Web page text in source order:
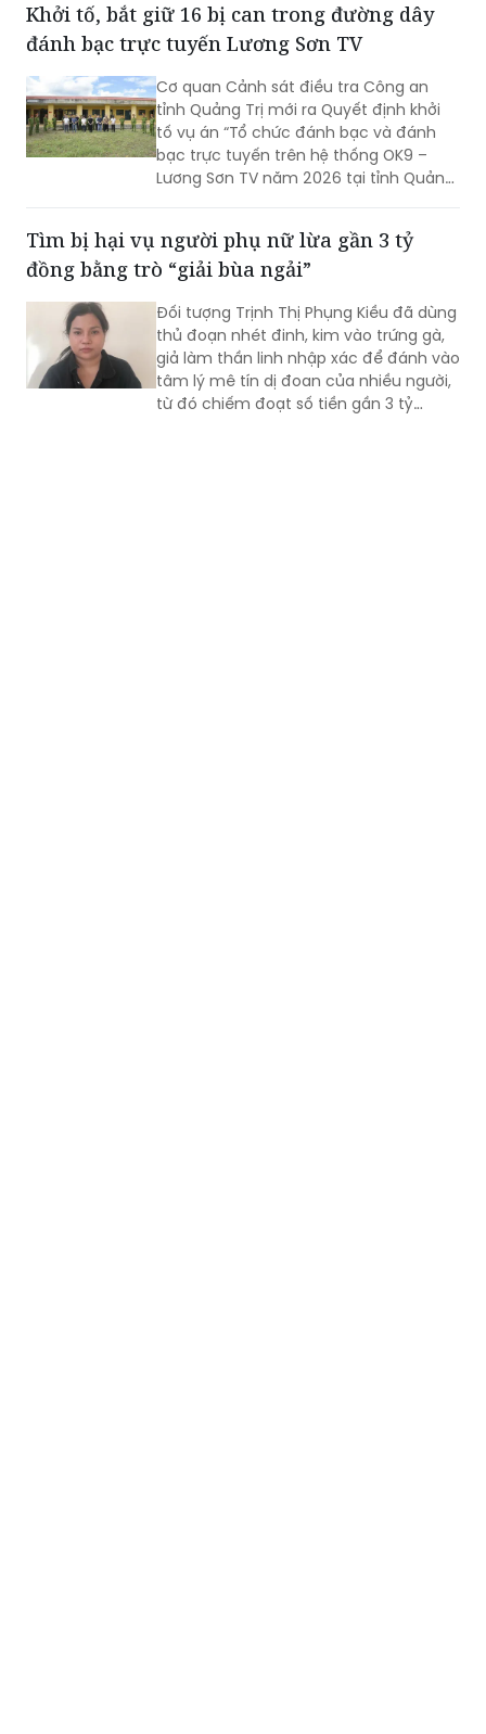
Cơ quan Cảnh sát điều tra Công an
tỉnh Quảng Trị mới ra Quyết định khởi
tố vụ án “Tổ chức đánh bạc và đánh
bạc trực tuyến trên hệ thống OK9 –
Lương Sơn TV năm 2026 tại tỉnh Quảng
Trị và các tỉnh, thành phố liên quan”;
đồng thời khởi tố 16 bị can về các tội Tổ
chức đánh bạc và Đánh bạc theo quy
​Tìm bị hại vụ người phụ nữ lừa gần 3 tỷ
Đối tượng Trịnh Thị Phụng Kiều đã dùng
thủ đoạn nhét đinh, kim vào trứng gà,
giả làm thần linh nhập xác để đánh vào
tâm lý mê tín dị đoan của nhiều người,
từ đó chiếm đoạt số tiền gần 3 tỷ
đồng.